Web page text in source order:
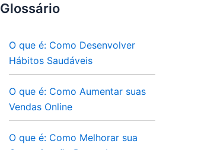
Glossário
O que é: Como Desenvolver
Hábitos Saudáveis
O que é: Como Aumentar suas
Vendas Online
O que é: Como Melhorar sua